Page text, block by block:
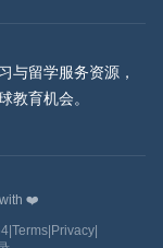
与留学服务资源，
教育机会。
❤️
| Terms| Privacy|